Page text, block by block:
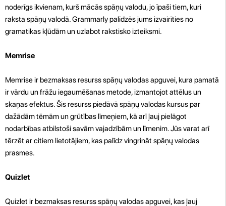
noderīgs ikvienam, kurš mācās spāņų valodu, jo īpaši tiem, kuri
raksta spāņų valodā. Grammarly palīdzēs jums izvairīties no
gramatikas kļūdām un uzlabot rakstisko izteiksmi.
Memrise
Memrise ir bezmaksas resurss spāņų valodas apguvei, kura pamatā
ir vārdu un frāžu iegaumēšanas metode, izmantojot attēlus un
skaņas efektus. Šis resurss piedāvā spāņų valodas kursus par
dažādām tēmām un grūtības līmeņiem, kā arī ļauj pielāgot
nodarbības atbilstoši savām vajadzībām un līmenim. Jūs varat arī
tērzēt ar citiem lietotājiem, kas palīdz vingrināt spāņų valodas
prasmes.
Quizlet
Quizlet ir bezmaksas resurss spāņų valodas apguvei, kas ļauj